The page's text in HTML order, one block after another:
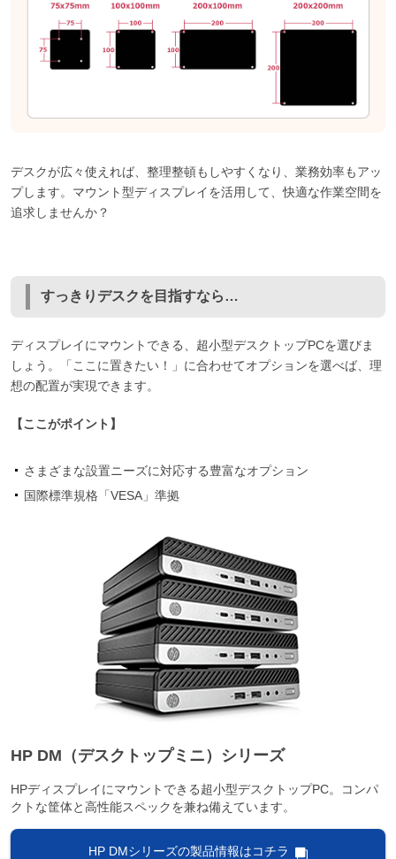
デスクが広々使えれば、整理整頓もしやすくなり、業務効率もアッ
プします。マウント型ディスプレイを活用して、快適な作業空間を
追求しませんか？
すっきりデスクを目指すなら…
ディスプレイにマウントできる、超小型デスクトップPCを選びま
しょう。「ここに置きたい！」に合わせてオプションを選べば、理
想の配置が実現できます。
【ここがポイント】
さまざまな設置ニーズに対応する豊富なオプション
国際標準規格「VESA」準拠
HP DM（デスクトップミニ）シリーズ
HPディスプレイにマウントできる超小型デスクトップPC。コンパ
クトな筐体と高性能スペックを兼ね備えています。
HP DMシリーズの製品情報はコチラ